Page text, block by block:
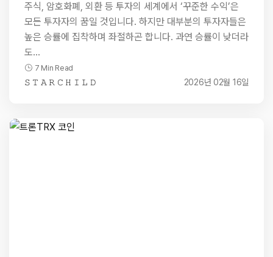
주식, 암호화폐, 외환 등 투자의 세계에서 ‘꾸준한 수익’은
모든 투자자의 꿈일 것입니다. 하지만 대부분의 투자자들은
높은 승률에 집착하며 좌절하곤 합니다. 과연 승률이 낮더라
도…
7 Min Read
𝚂 𝚃 𝙰 𝚁 𝙲 𝙷 𝙸 𝙻 𝙳 2026년 02월 16일